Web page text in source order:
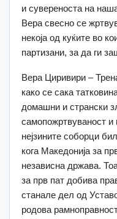
и сувереноста на
Вера свесно се
некоја од куќите во
партизани, за да ги
Вера Циривири –
како се сака
домашни и странски
самопожртвуваност и
нејзините соборци
кога Македонија за
независна држава.
за прв пат добива
станале дел од
родова